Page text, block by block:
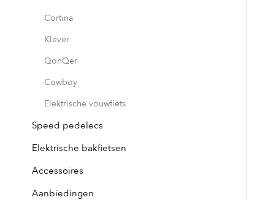
Cortina
Klever
QonQer
Cowboy
Elektrische vouwfiets
Speed pedelecs
Elektrische bakfietsen
Accessoires
Aanbiedingen